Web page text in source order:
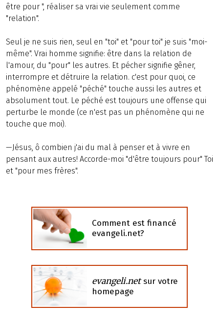
être pour ", réaliser sa vrai vie seulement comme
"relation".
Seul je ne suis rien, seul en "toi" et "pour toi" je suis "moi-
même". Vrai homme signifie: être dans la relation de
l'amour, du "pour" les autres. Et pécher signifie gêner,
interrompre et détruire la relation. c'est pour quoi, ce
phénomène appelé "péché" touche aussi les autres et
absolument tout. Le péché est toujours une offense qui
perturbe le monde (ce n'est pas un phénomène qui ne
touche que moi).
—Jésus, ô combien j'ai du mal à penser et à vivre en
pensant aux autres! Accorde-moi "d'être toujours pour" Toi
et "pour mes frères".
Comment est financé
evangeli.net?
evangeli.netsur votre
homepage